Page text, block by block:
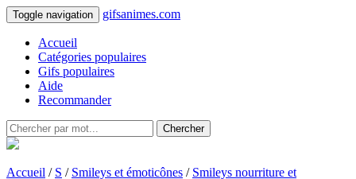
Toggle navigation gifsanimes.com
Accueil
Catégories populaires
Gifs populaires
Aide
Recommander
Chercher
Accueil / S / Smileys et émoticônes / Smileys nourriture et